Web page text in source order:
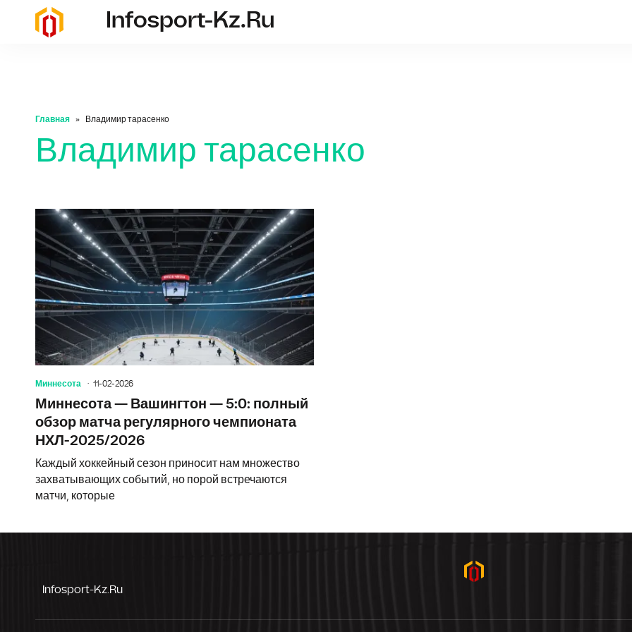
infosport-kz.ru
Infosport-Kz.ru
Главная Владимир тарасенко
Владимир тарасенко
Миннесота 11-02-2026
Миннесота — Вашингтон — 5:0: полный
обзор матча регулярного чемпионата
НХЛ-2025/2026
Каждый хоккейный сезон приносит нам множество
захватывающих событий, но порой встречаются
матчи, которые
Infosport-Kz.ru